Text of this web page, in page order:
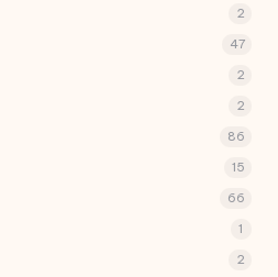
2
47
2
2
86
15
66
1
2